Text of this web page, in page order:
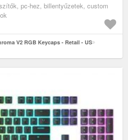
pc-hez, billentyűzetek, custom
V2 RGB Keycaps - Retail - US